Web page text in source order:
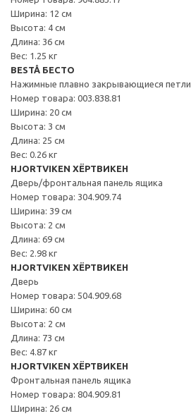
Ширина: 12 см
Высота: 4 см
Длина: 36 см
Вес: 1.25 кг
BESTÅ БЕСТО
Нажимные плавно закрывающиеся петли
Номер товара: 003.838.81
Ширина: 20 см
Высота: 3 см
Длина: 25 см
Вес: 0.26 кг
HJORTVIKEN ХЁРТВИКЕН
Дверь/фронтальная панель ящика
Номер товара: 304.909.74
Ширина: 39 см
Высота: 2 см
Длина: 69 см
Вес: 2.98 кг
HJORTVIKEN ХЁРТВИКЕН
Дверь
Номер товара: 504.909.68
Ширина: 60 см
Высота: 2 см
Длина: 73 см
Вес: 4.87 кг
HJORTVIKEN ХЁРТВИКЕН
Фронтальная панель ящика
Номер товара: 804.909.81
Ширина: 26 см